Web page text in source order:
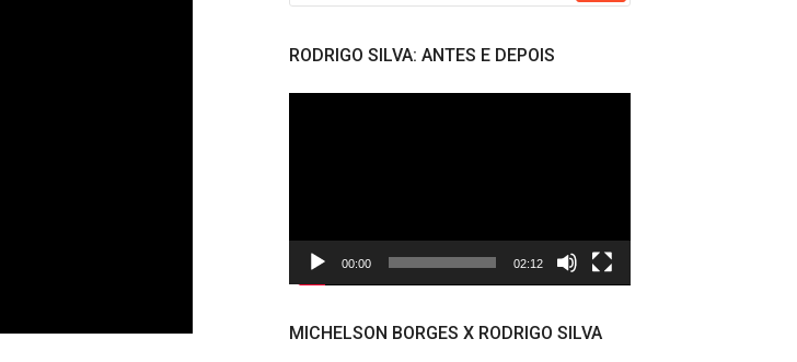
RODRIGO SILVA: ANTES E DEPOIS
00:00 02:12
MICHELSON BORGES X RODRIGO SILVA